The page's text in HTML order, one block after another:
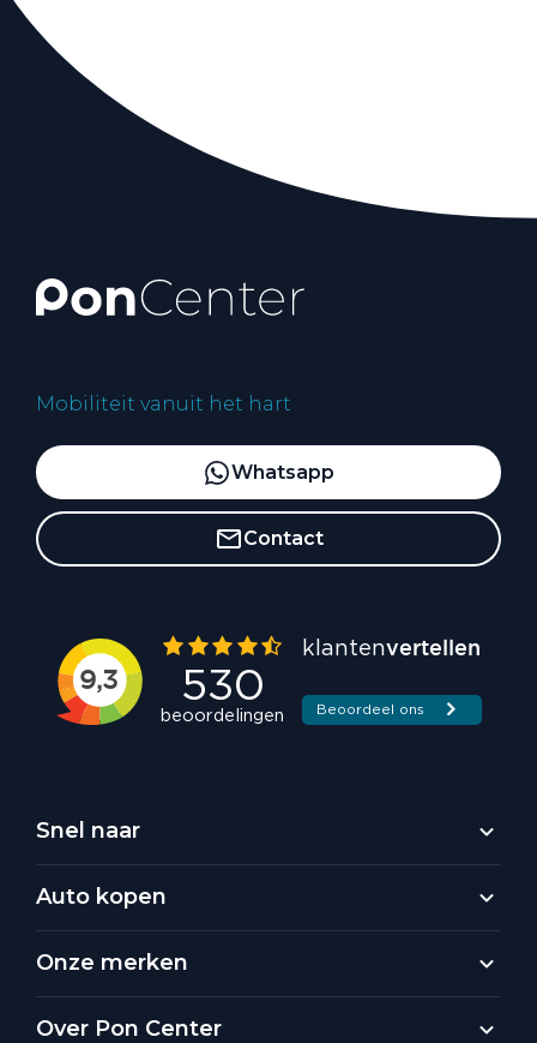
Mobiliteit vanuit het hart
Whatsapp
Contact
Snel naar
Auto kopen
Onze merken
Over Pon Center